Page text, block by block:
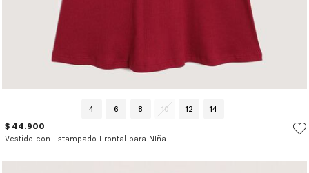
4 6 8 10 12 14
$ 44.900
Vestido con Estampado Frontal para NIña